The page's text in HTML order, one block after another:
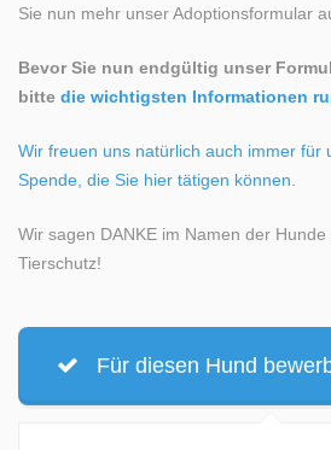
Sie nun mehr unser Adoptionsformular
Bevor Sie nun endgültig unser
bitte die wichtigsten Informationen
Wir freuen uns natürlich auch immer für
Spende, die Sie hier tätigen können.
Wir sagen DANKE im Namen der
Tierschutz!
Für diesen Hund